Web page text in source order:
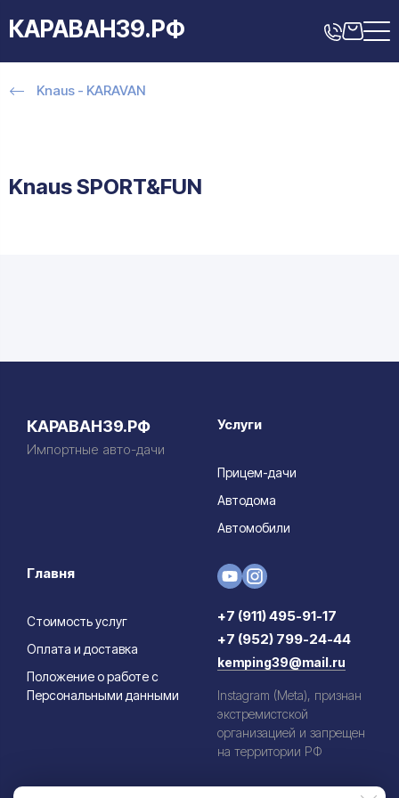
КАРАВАН39.РФ
Knaus - KARAVAN
Knaus SPORT&FUN
КАРАВАН39.РФ
Импортные авто-дачи
Услуги
Прицем-дачи
Автодома
Автомобили
Главня
Стоимость услуг
Оплата и доставка
Положение о работе с
Персональными данными
+7 (911) 495-91-17
+7 (952) 799-24-44
kemping39@mail.ru
Instagram (Meta), признан
экстремистской
организацией и запрещен
на территории РФ